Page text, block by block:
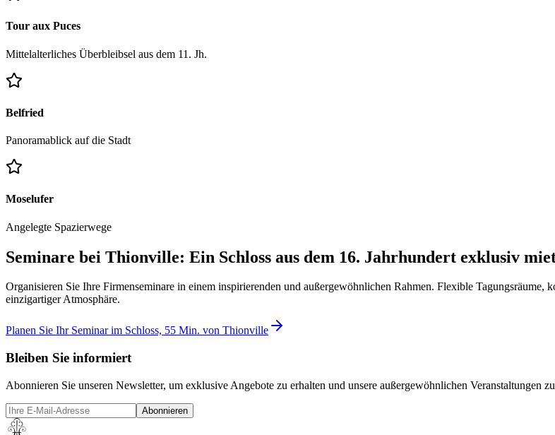
Tour aux Puces
Mittelalterliches Überbleibsel aus dem 11. Jh.
Belfried
Panoramablick auf die Stadt
Moselufer
Angelegte Spazierwege
Seminare bei Thionville: Ein Schloss aus dem 16. Jahrhundert exklusiv
Organisieren Sie Ihre Firmenseminare in einem inspirierenden und außergewöhnlichen Rahmen. Flexible
einzigartiger Atmosphäre.
Planen Sie Ihr Seminar im Schloss, 55 Min. von Thionville
Bleiben Sie informiert
Abonnieren Sie unseren Newsletter, um exklusive Angebote zu erhalten und unsere außergewöhnlichen Veranstaltungen
Abonnieren